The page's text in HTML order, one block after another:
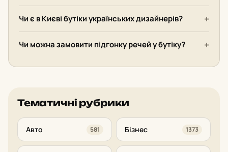
Чи є в Києві бутіки українських дизайнерів?
Чи можна замовити підгонку речей у бутіку?
Тематичні рубрики
Авто 581 Бізнес 1373